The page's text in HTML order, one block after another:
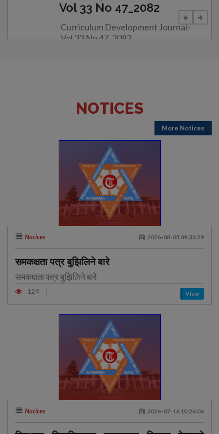
Vol 33 No 47_2082
Curriculum Development Journal-
Vol 33 No 47_2082
NOTICES
More Notices
Notices 2026-08-05 09:33:29
समकक्षता पत्र बुझिलिने बारे
समकक्षता पत्र बुझिलिने बारे
124 View
Notices 2026-07-16 10:26:06